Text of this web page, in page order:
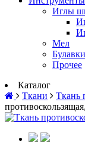
Иглы
Мел
Прочее
Каталог
Ткани
Ткань